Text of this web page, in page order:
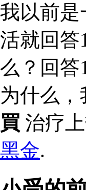
我以前是
活就回答
么？回答
为什么
買 治疗
黑金.